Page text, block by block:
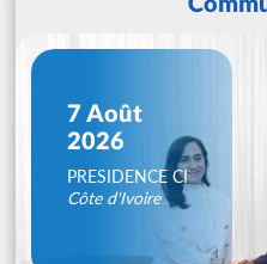
7 Août
2026
PRESIDENCE CI
Côte d'Ivoire